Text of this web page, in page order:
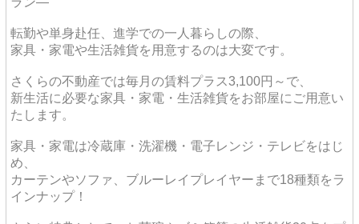
転勤や単身赴任、進学での一人暮らしの際、
家具・家電や生活雑貨を用意するのは大変です。
さくらの不動産では毎月の賃料プラス3,100円～で、
新生活に必要な家具・家電・生活雑貨をお部屋にご用意い
たします。
家具・家電は冷蔵庫・洗濯機・電子レンジ・テレビをはじ
め、
カーテンやソファ、ブルーレイプレイヤーまで18種類をラ
インナップ！